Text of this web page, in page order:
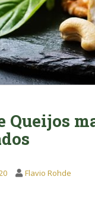
Queijos
Flavio Rohde